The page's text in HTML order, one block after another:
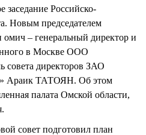
заседание Российско-
Новым председателем
омич – генеральный директор и
в Москве ООО
совета директоров ЗАО
Араик ТАТОЯН. Об этом
палата Омской области,
совет подготовил план